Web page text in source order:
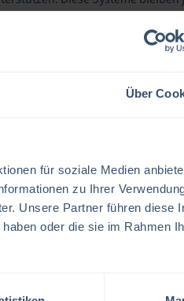
Über
für soziale Medien
zu Ihrer
Unsere Partner führen diese
oder die sie im Rahmen
für ITSM, die Folgendes
stehen, sondern
denen KI nicht länger nur